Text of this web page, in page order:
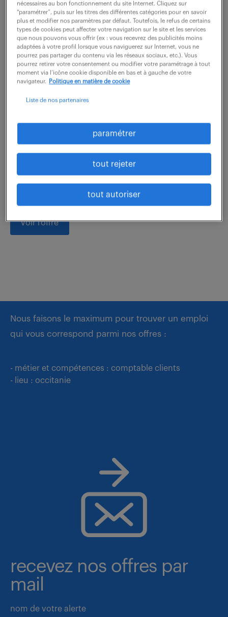
voir l'offre
comptable clients (f/h)
27 juillet 2026
Toulouse (31)
Rattaché au Responsable de la Comptabilité Tiers ,
vous occupez un rôle clé dans la gestion du poste
clients. Vous assurez l'intégralité du cycle de
facturation et de recouvrement pour un...
voir l'offre
Nous faisons le maximum pour trouver un emploi
qui vous correspond parmi nos offres :
- métier et compétences : comptable clients
- lieu : occitanie
recevez nos offres par
mail
nom de votre alerte
nécessaires au bon fonctionnement du site Internet. Cliquez sur
“paramétrer”, puis sur les titres des différentes catégories pour en savoir
plus et modifier nos paramètres par défaut. Toutefois, le refus de certains
types de cookies peut affecter votre navigation sur le site et les services
que nous pouvons vous offrir (ex : vous recevrez des publicités moins
adaptées à votre profil lorsque vous naviguerez sur Internet, vous ne
pourrez pas partager du contenu via les réseaux sociaux, etc.). Vous
pourrez retirer votre consentement ou modifier votre paramétrage à tout
moment via l’icône cookie disponible en bas et à gauche de votre
navigateur.
Politique en matière de cookie
Liste de nos partenaires
paramétrer
tout rejeter
tout autoriser